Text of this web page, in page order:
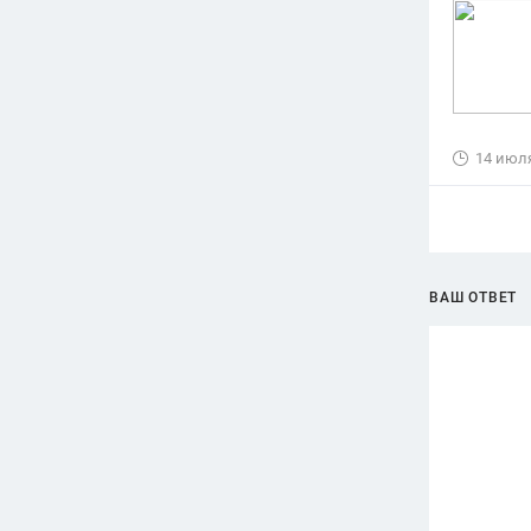
14
ВАШ ОТВЕТ